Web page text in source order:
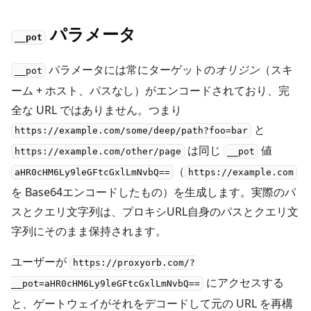
__pot パラメータ
__pot パラメータには常にターゲットのオリジン（スキ
ーム + ホスト、パスなし）がエンコードされており、完
全な URL ではありません。つまり
https://example.com/some/deep/path?foo=bar と
https://example.com/other/page は同じ __pot 値
aHR0cHM6Ly9leGFtcGxlLmNvbQ== （ https://example.com
を Base64エンコードしたもの）を生成します。実際のパ
スとクエリ文字列は、プロキシURL自身のパスとクエリ文
字列にそのまま保持されます。
ユーザーが
https://proxyorb.com/?
__pot=aHR0cHM6Ly9leGFtcGxlLmNvbQ==
にアクセスする
と、ゲートウェイがそれをデコードして元の URL を再構